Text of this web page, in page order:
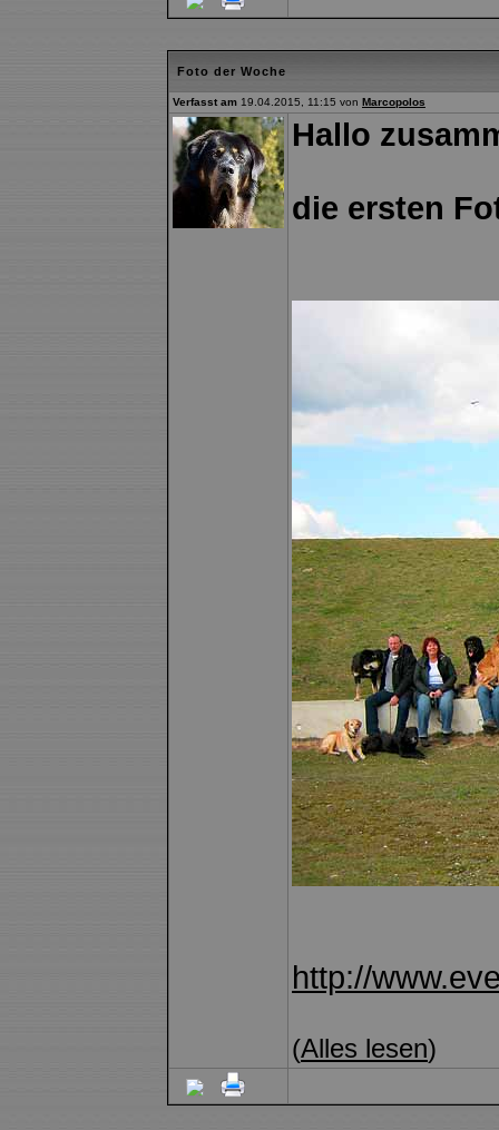
Foto der Woche
Verfasst am 19.04.2015, 11:15 von Marcopolos
Hallo
die ersten
http://
(Alles lesen)